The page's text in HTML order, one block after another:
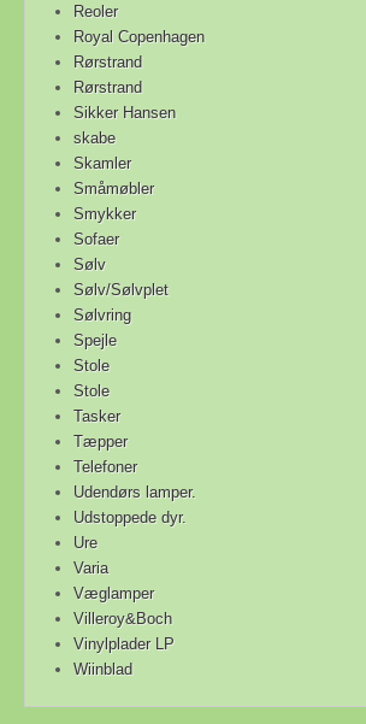
Reoler
Royal Copenhagen
Rørstrand
Rørstrand
Sikker Hansen
skabe
Skamler
Småmøbler
Smykker
Sofaer
Sølv
Sølv/Sølvplet
Sølvring
Spejle
Stole
Stole
Tasker
Tæpper
Telefoner
Udendørs lamper.
Udstoppede dyr.
Ure
Varia
Væglamper
Villeroy&Boch
Vinylplader LP
Wiinblad